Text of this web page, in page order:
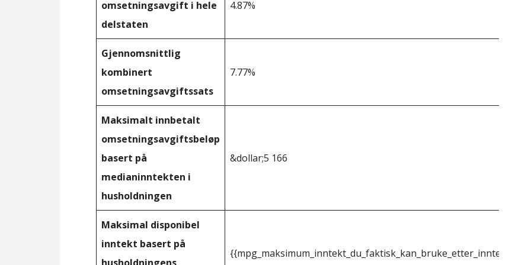
omsetningsavgift i hele
delstaten
4.87%
Gjennomsnittlig
kombinert
omsetningsavgiftssats
7.77%
Maksimalt innbetalt
omsetningsavgiftsbeløp
basert på
medianinntekten i
husholdningen
&dollar;5 166
Maksimal disponibel
inntekt basert på